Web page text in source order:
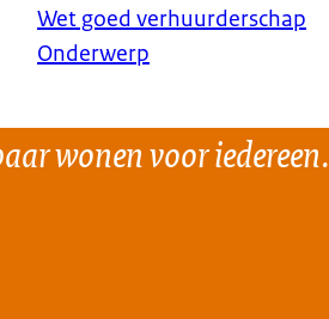
Wet goed verhuurderschap
Onderwerp
wonen voor iedereen.